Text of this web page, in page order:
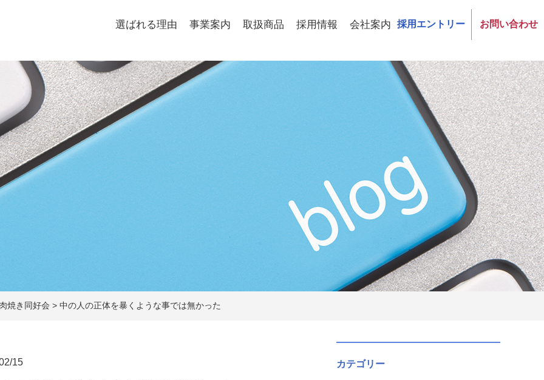
選ばれる理由 事業案内 取扱商品 採用情報 会社案内 採用エントリー お問い合わせ
焼き同好会 > 中の人の正体を暴くような事では無かった
15 カテゴリー